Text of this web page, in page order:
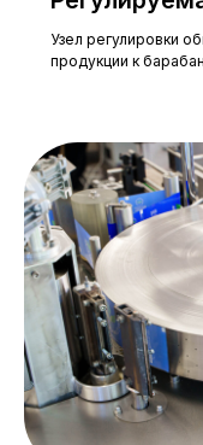
расстоянии не
плоскости дня
менее 20 мм – по
ПАРАМЕТРЫ
Диаметр тары
Отклонение
продольного
(конусообразность,
бочкообразность,
седлообразность,
Узел регулировки
продукции к